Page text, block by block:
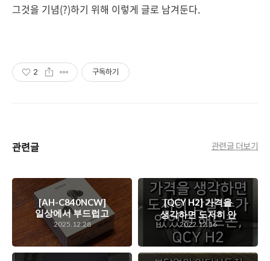
그것을 기념(?)하기 위해 이렇게 글로 남겨둔다.
2 구독하기
관련글 관련글 더보기
[AH-C840NCW]
일상에서 부드럽고
따듯한 음색을 전하
는 데논 840 이어폰
2025.12.28
[QCY H2] 가격을
생각하면 도저히 안
살 수가 없었던 해드
폰, QCY H2
2022.12.16